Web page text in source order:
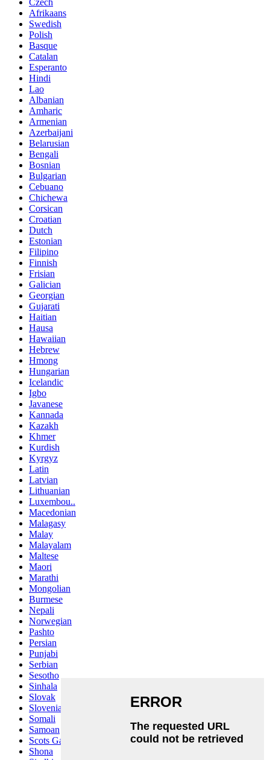
Afrikaans
Swedish
Polish
Basque
Catalan
Esperanto
Hindi
Lao
Albanian
Amharic
Armenian
Azerbaijani
Belarusian
Bengali
Bosnian
Bulgarian
Cebuano
Chichewa
Corsican
Croatian
Dutch
Estonian
Filipino
Finnish
Frisian
Galician
Georgian
Gujarati
Haitian
Hausa
Hawaiian
Hebrew
Hmong
Hungarian
Icelandic
Igbo
Javanese
Kannada
Kazakh
Khmer
Kurdish
Kyrgyz
Latin
Latvian
Lithuanian
Luxembou..
Macedonian
Malagasy
Malay
Malayalam
Maltese
Maori
Marathi
Mongolian
Burmese
Nepali
Norwegian
Pashto
Persian
Punjabi
Serbian
Sesotho
Sinhala
Slovak
Slovenian
Somali
Samoan
Scots Gaelic
Shona